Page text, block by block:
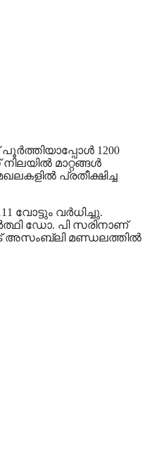
1200
മാറ്റങ്ങള്‍
പ്രതീക്ഷിച്ച
വോട്ടും വര്‍ധിച്ചു.
ഡോ. പി സരിനാണ്
അസംബ്ലി മണ്ഡലത്തില്‍